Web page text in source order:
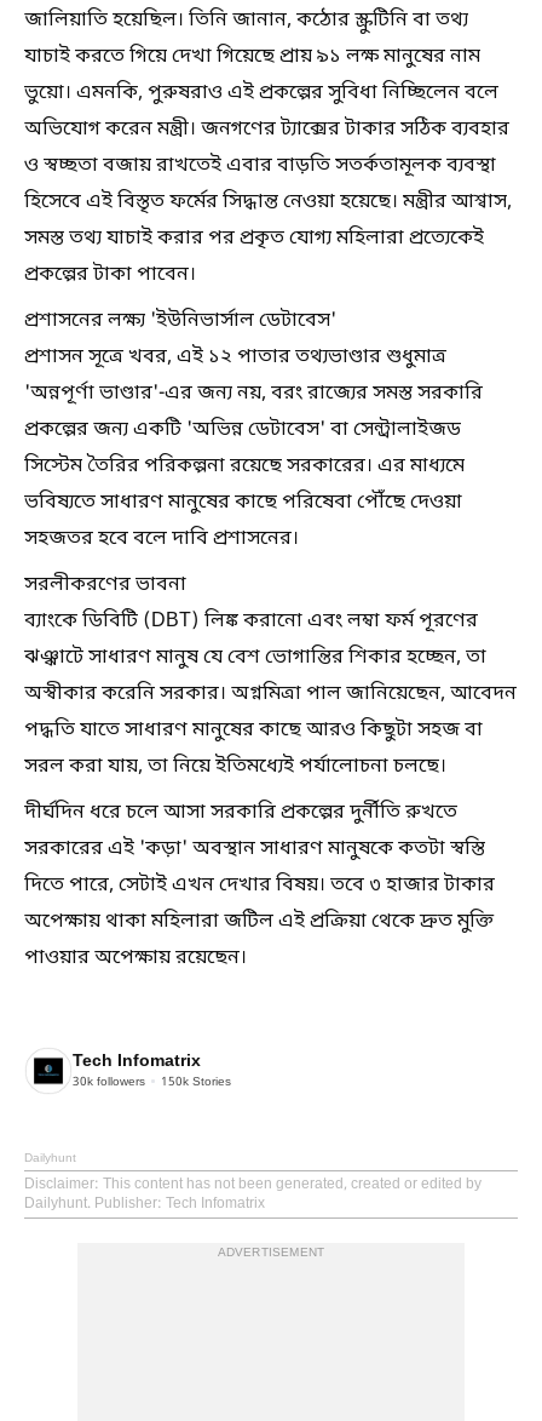
জালিয়াতি হয়েছিল। তিনি জানান, কঠোর স্ক্রুটিনি বা তথ্য
যাচাই করতে গিয়ে দেখা গিয়েছে প্রায় ৯১ লক্ষ মানুষের নাম
ভুয়ো। এমনকি, পুরুষরাও এই প্রকল্পের সুবিধা নিচ্ছিলেন বলে
অভিযোগ করেন মন্ত্রী। জনগণের ট্যাক্সের টাকার সঠিক ব্যবহার
ও স্বচ্ছতা বজায় রাখতেই এবার বাড়তি সতর্কতামূলক ব্যবস্থা
হিসেবে এই বিস্তৃত ফর্মের সিদ্ধান্ত নেওয়া হয়েছে। মন্ত্রীর আশ্বাস,
সমস্ত তথ্য যাচাই করার পর প্রকৃত যোগ্য মহিলারা প্রত্যেকেই
প্রকল্পের টাকা পাবেন।
প্রশাসনের লক্ষ্য 'ইউনিভার্সাল ডেটাবেস'
প্রশাসন সূত্রে খবর, এই ১২ পাতার তথ্যভাণ্ডার শুধুমাত্র
'অন্নপূর্ণা ভাণ্ডার'-এর জন্য নয়, বরং রাজ্যের সমস্ত সরকারি
প্রকল্পের জন্য একটি 'অভিন্ন ডেটাবেস' বা সেন্ট্রালাইজড
সিস্টেম তৈরির পরিকল্পনা রয়েছে সরকারের। এর মাধ্যমে
ভবিষ্যতে সাধারণ মানুষের কাছে পরিষেবা পৌঁছে দেওয়া
সহজতর হবে বলে দাবি প্রশাসনের।
সরলীকরণের ভাবনা
ব্যাংকে ডিবিটি (DBT) লিঙ্ক করানো এবং লম্বা ফর্ম পূরণের
ঝঞ্ঝাটে সাধারণ মানুষ যে বেশ ভোগান্তির শিকার হচ্ছেন, তা
অস্বীকার করেনি সরকার। অগ্নমিত্রা পাল জানিয়েছেন, আবেদন
পদ্ধতি যাতে সাধারণ মানুষের কাছে আরও কিছুটা সহজ বা
সরল করা যায়, তা নিয়ে ইতিমধ্যেই পর্যালোচনা চলছে।
দীর্ঘদিন ধরে চলে আসা সরকারি প্রকল্পের দুর্নীতি রুখতে
সরকারের এই 'কড়া' অবস্থান সাধারণ মানুষকে কতটা স্বস্তি
দিতে পারে, সেটাই এখন দেখার বিষয়। তবে ৩ হাজার টাকার
অপেক্ষায় থাকা মহিলারা জটিল এই প্রক্রিয়া থেকে দ্রুত মুক্তি
পাওয়ার অপেক্ষায় রয়েছেন।
Tech Infomatrix
30k followers 150k Stories
Dailyhunt
Disclaimer: This content has not been generated, created or edited by
Dailyhunt. Publisher: Tech Infomatrix
ADVERTISEMENT